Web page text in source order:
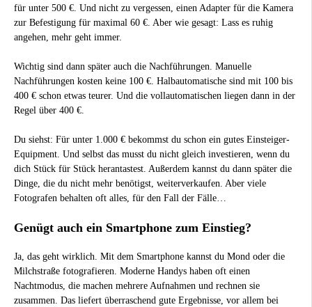
für unter 500 €. Und nicht zu vergessen, einen Adapter für die Kamera
zur Befestigung für maximal 60 €. Aber wie gesagt: Lass es ruhig
angehen, mehr geht immer.
Wichtig sind dann später auch die Nachführungen. Manuelle
Nachführungen kosten keine 100 €. Halbautomatische sind mit 100 bis
400 € schon etwas teurer. Und die vollautomatischen liegen dann in der
Regel über 400 €.
Du siehst: Für unter 1.000 € bekommst du schon ein gutes Einsteiger-
Equipment. Und selbst das musst du nicht gleich investieren, wenn du
dich Stück für Stück herantastest. Außerdem kannst du dann später die
Dinge, die du nicht mehr benötigst, weiterverkaufen. Aber viele
Fotografen behalten oft alles, für den Fall der Fälle…
Genügt auch ein Smartphone zum Einstieg?
Ja, das geht wirklich. Mit dem Smartphone kannst du Mond oder die
Milchstraße fotografieren. Moderne Handys haben oft einen
Nachtmodus, die machen mehrere Aufnahmen und rechnen sie
zusammen. Das liefert überraschend gute Ergebnisse, vor allem bei